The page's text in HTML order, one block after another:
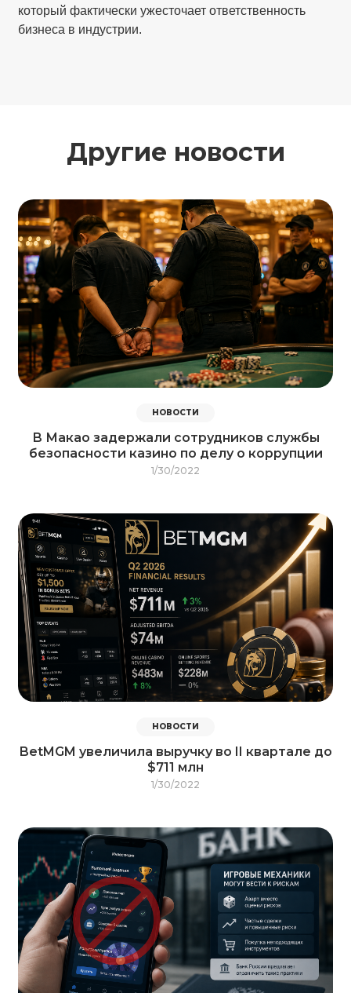
который фактически ужесточает ответственность
бизнеса в индустрии.
Другие новости
НОВОСТИ
В Макао задержали сотрудников службы
безопасности казино по делу о коррупции
1/30/2022
НОВОСТИ
BetMGM увеличила выручку во II квартале до
$711 млн
1/30/2022